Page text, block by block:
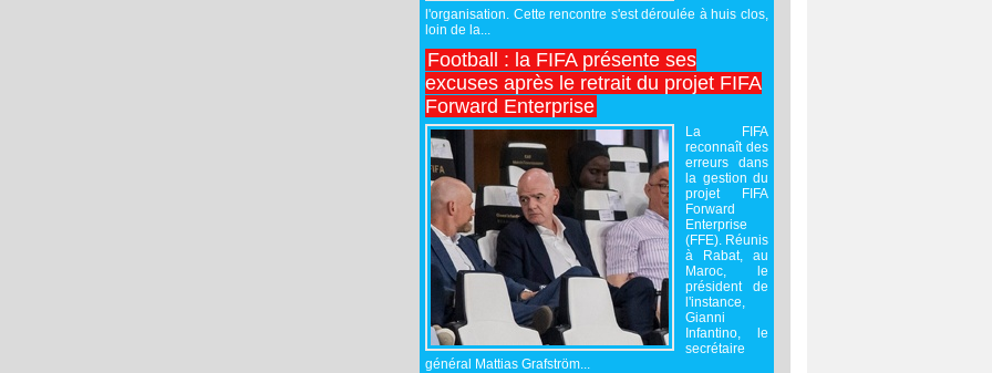
l'organisation. Cette rencontre s'est déroulée à huis clos,
loin de la...
Football : la FIFA présente ses
excuses après le retrait du projet FIFA
Forward Enterprise
La FIFA
reconnaît des
erreurs dans
la gestion du
projet FIFA
Forward
Enterprise
(FFE). Réunis
à Rabat, au
Maroc, le
président de
l'instance,
Gianni
Infantino, le
secrétaire
général Mattias Grafström...